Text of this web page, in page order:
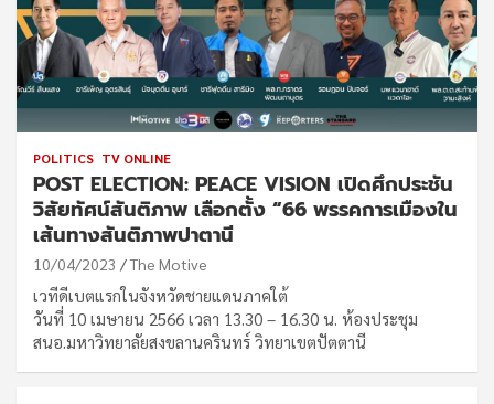
POLITICS TV ONLINE
POST ELECTION: PEACE VISION เปิดศึกประชัน
วิสัยทัศน์สันติภาพ เลือกตั้ง “66 พรรคการเมืองใน
เส้นทางสันติภาพปาตานี
10/04/2023 The Motive
เวทีดีเบตแรกในจังหวัดชายแดนภาคใต้
วันที่ 10 เมษายน 2566 เวลา 13.30 – 16.30 น. ห้องประชุม
สนอ.มหาวิทยาลัยสงขลานครินทร์ วิทยาเขตปัตตานี